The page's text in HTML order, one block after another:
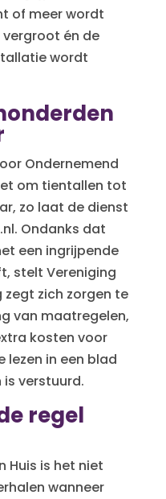
of meer wordt
én de
wordt
Ondernemend
om tientallen tot
zo laat de dienst
Ondanks dat
een ingrijpende
stelt Vereniging
zegt zich zorgen te
van maatregelen,
kosten voor
lezen in een blad
verstuurd.
regel
Huis is het niet
wanneer